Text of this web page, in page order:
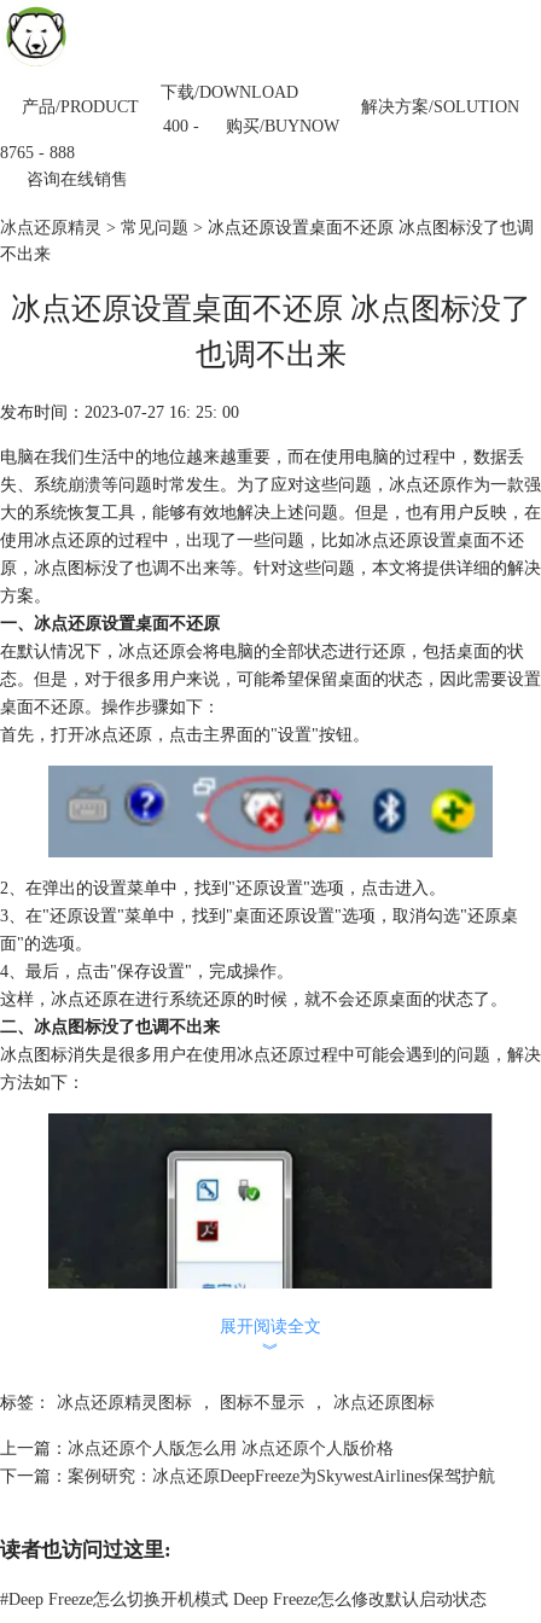
产品/PRODUCT 解决方案/SOLUTION
下载/DOWNLOAD
购买/BUYNOW
400 -
8765 - 888
咨询在线销售
冰点还原精灵 > 常见问题 > 冰点还原设置桌面不还原 冰点图标没了也调
不出来
冰点还原设置桌面不还原 冰点图标没了
也调不出来
发布时间：2023-07-27 16: 25: 00
电脑在我们生活中的地位越来越重要，而在使用电脑的过程中，数据丢
失、系统崩溃等问题时常发生。为了应对这些问题，冰点还原作为一款强
大的系统恢复工具，能够有效地解决上述问题。但是，也有用户反映，在
使用冰点还原的过程中，出现了一些问题，比如冰点还原设置桌面不还
原，冰点图标没了也调不出来等。针对这些问题，本文将提供详细的解决
方案。
一、冰点还原设置桌面不还原
在默认情况下，冰点还原会将电脑的全部状态进行还原，包括桌面的状
态。但是，对于很多用户来说，可能希望保留桌面的状态，因此需要设置
桌面不还原。操作步骤如下：
首先，打开冰点还原，点击主界面的"设置"按钮。
2、在弹出的设置菜单中，找到"还原设置"选项，点击进入。
3、在"还原设置"菜单中，找到"桌面还原设置"选项，取消勾选"还原桌
面"的选项。
4、最后，点击"保存设置"，完成操作。
这样，冰点还原在进行系统还原的时候，就不会还原桌面的状态了。
二、冰点图标没了也调不出来
冰点图标消失是很多用户在使用冰点还原过程中可能会遇到的问题，解决
方法如下：
相关进程是否在运行。
快捷键是Ctrl+Alt+X，按下这组快捷键，可以直接调出冰点还原的主界
面。
尝试卸载冰点还原，然后重新安装。
展开阅读全文
︾
标签： 冰点还原精灵图标 ， 图标不显示 ， 冰点还原图标
上一篇： 冰点还原个人版怎么用 冰点还原个人版价格
下一篇： 案例研究：冰点还原DeepFreeze为SkywestAirlines保驾护航
读者也访问过这里:
#Deep Freeze怎么切换开机模式 Deep Freeze怎么修改默认启动状态